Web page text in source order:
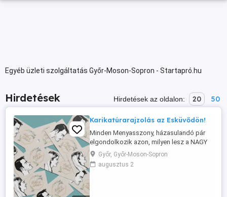
Egyéb üzleti szolgáltatás Győr-Moson-Sopron - Startapró.hu
Hirdetések Hirdetések az oldalon: 20 50
Karikatúrarajzolás az Esküvődön!
Minden Menyasszony, házasulandó pár
elgondolkozik azon, milyen lesz a NAGY
NAP, milyel szolgáltatók, milyen attrakciók
emelhetnék még jobban e csodás napjuk
fényét. Amennyiben tényleg egyedi és
Győr, Győr-Moson-Sopron
augusztus 2